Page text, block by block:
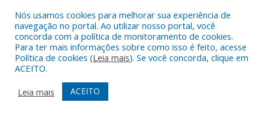
Mapa do Site
Acessar Área Administrativa
Acessar o Webmail
Nós usamos cookies para melhorar sua experiência de
navegação no portal. Ao utilizar nosso portal, você
concorda com a política de monitoramento de cookies.
Para ter mais informações sobre como isso é feito, acesse
Política de cookies (Leia mais). Se você concorda, clique em
ACEITO.
Leia mais
ACEITO